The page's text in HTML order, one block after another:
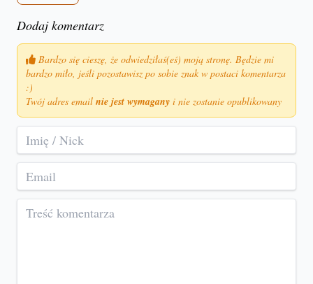
Dodaj komentarz
Bardzo się cieszę, że odwiedziłaś(eś) moją stronę. Będzie mi
bardzo miło, jeśli pozostawisz po sobie znak w postaci komentarza
:)
Twój adres email nie jest wymagany i nie zostanie opublikowany